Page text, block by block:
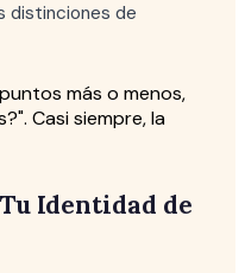
distinciones de
más o menos,
Casi siempre, la
Identidad de